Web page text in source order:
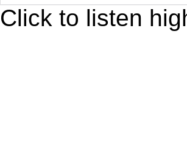
Click to listen